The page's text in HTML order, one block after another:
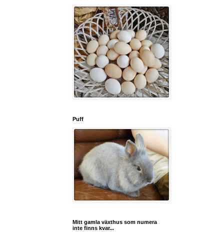
Puff
Mitt gamla växthus som numera
inte finns kvar...